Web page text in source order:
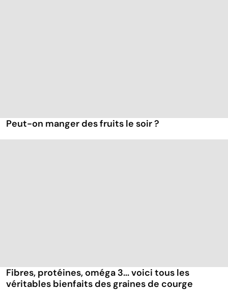
Peut-on manger des fruits le soir ?
Fibres, protéines, oméga 3... voici tous les
véritables bienfaits des graines de courge